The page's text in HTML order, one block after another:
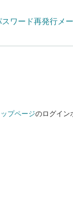
ワード再発行メ
プページのログイン